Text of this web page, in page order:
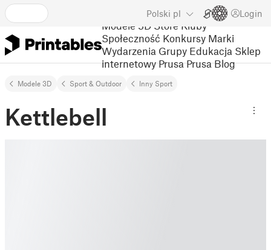
Polski pl Login
Modele 3D Store Kluby
Społeczność Konkursy Marki
Wydarzenia Grupy Edukacja Sklep
internetowy Prusa Prusa Blog
Modele 3D Sport & Outdoor Inny Sport
Kettlebell